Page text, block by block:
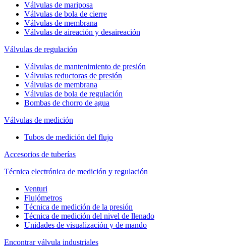
Válvulas de mariposa
Válvulas de bola de cierre
Válvulas de membrana
Válvulas de aireación y desaireación
Válvulas de regulación
Válvulas de mantenimiento de presión
Válvulas reductoras de presión
Válvulas de membrana
Válvulas de bola de regulación
Bombas de chorro de agua
Válvulas de medición
Tubos de medición del flujo
Accesorios de tuberías
Técnica electrónica de medición y regulación
Venturi
Flujómetros
Técnica de medición de la presión
Técnica de medición del nivel de llenado
Unidades de visualización y de mando
Encontrar válvula industriales